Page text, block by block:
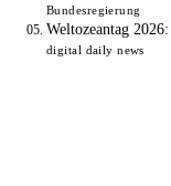
Bundesregierung
Weltozeantag
digital daily news